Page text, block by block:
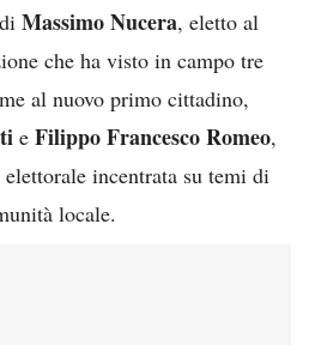
Massimo Nucera, eletto al
che ha visto in campo tre
al nuovo primo cittadino,
e Filippo Francesco Romeo,
incentrata su temi di
locale.